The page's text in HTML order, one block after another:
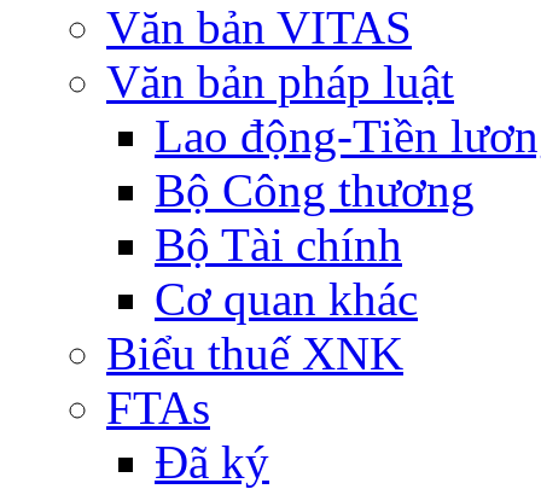
Văn bản VITAS
Văn bản pháp luật
Lao động-Tiền
Bộ Công thương
Bộ Tài chính
Cơ quan khác
Biểu thuế XNK
FTAs
Đã ký